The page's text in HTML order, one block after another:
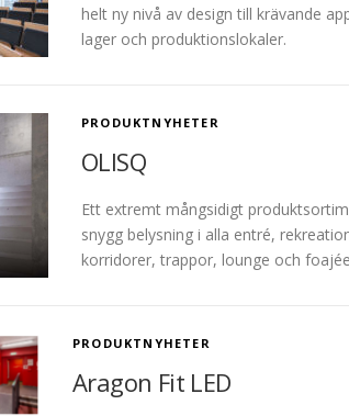
helt ny nivå av design till krävande
lager och produktionslokaler.
PRODUKTNYHETER
OLISQ
Ett extremt mångsidigt
snygg belysning i alla entré,
korridorer, trappor, lounge och
PRODUKTNYHETER
Aragon Fit LED